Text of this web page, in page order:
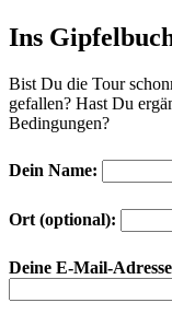
Ins
Bist Du die Tour
gefallen? Hast Du
Bedingungen?
Dein Name:
Ort (optional):
Deine E-Mail-